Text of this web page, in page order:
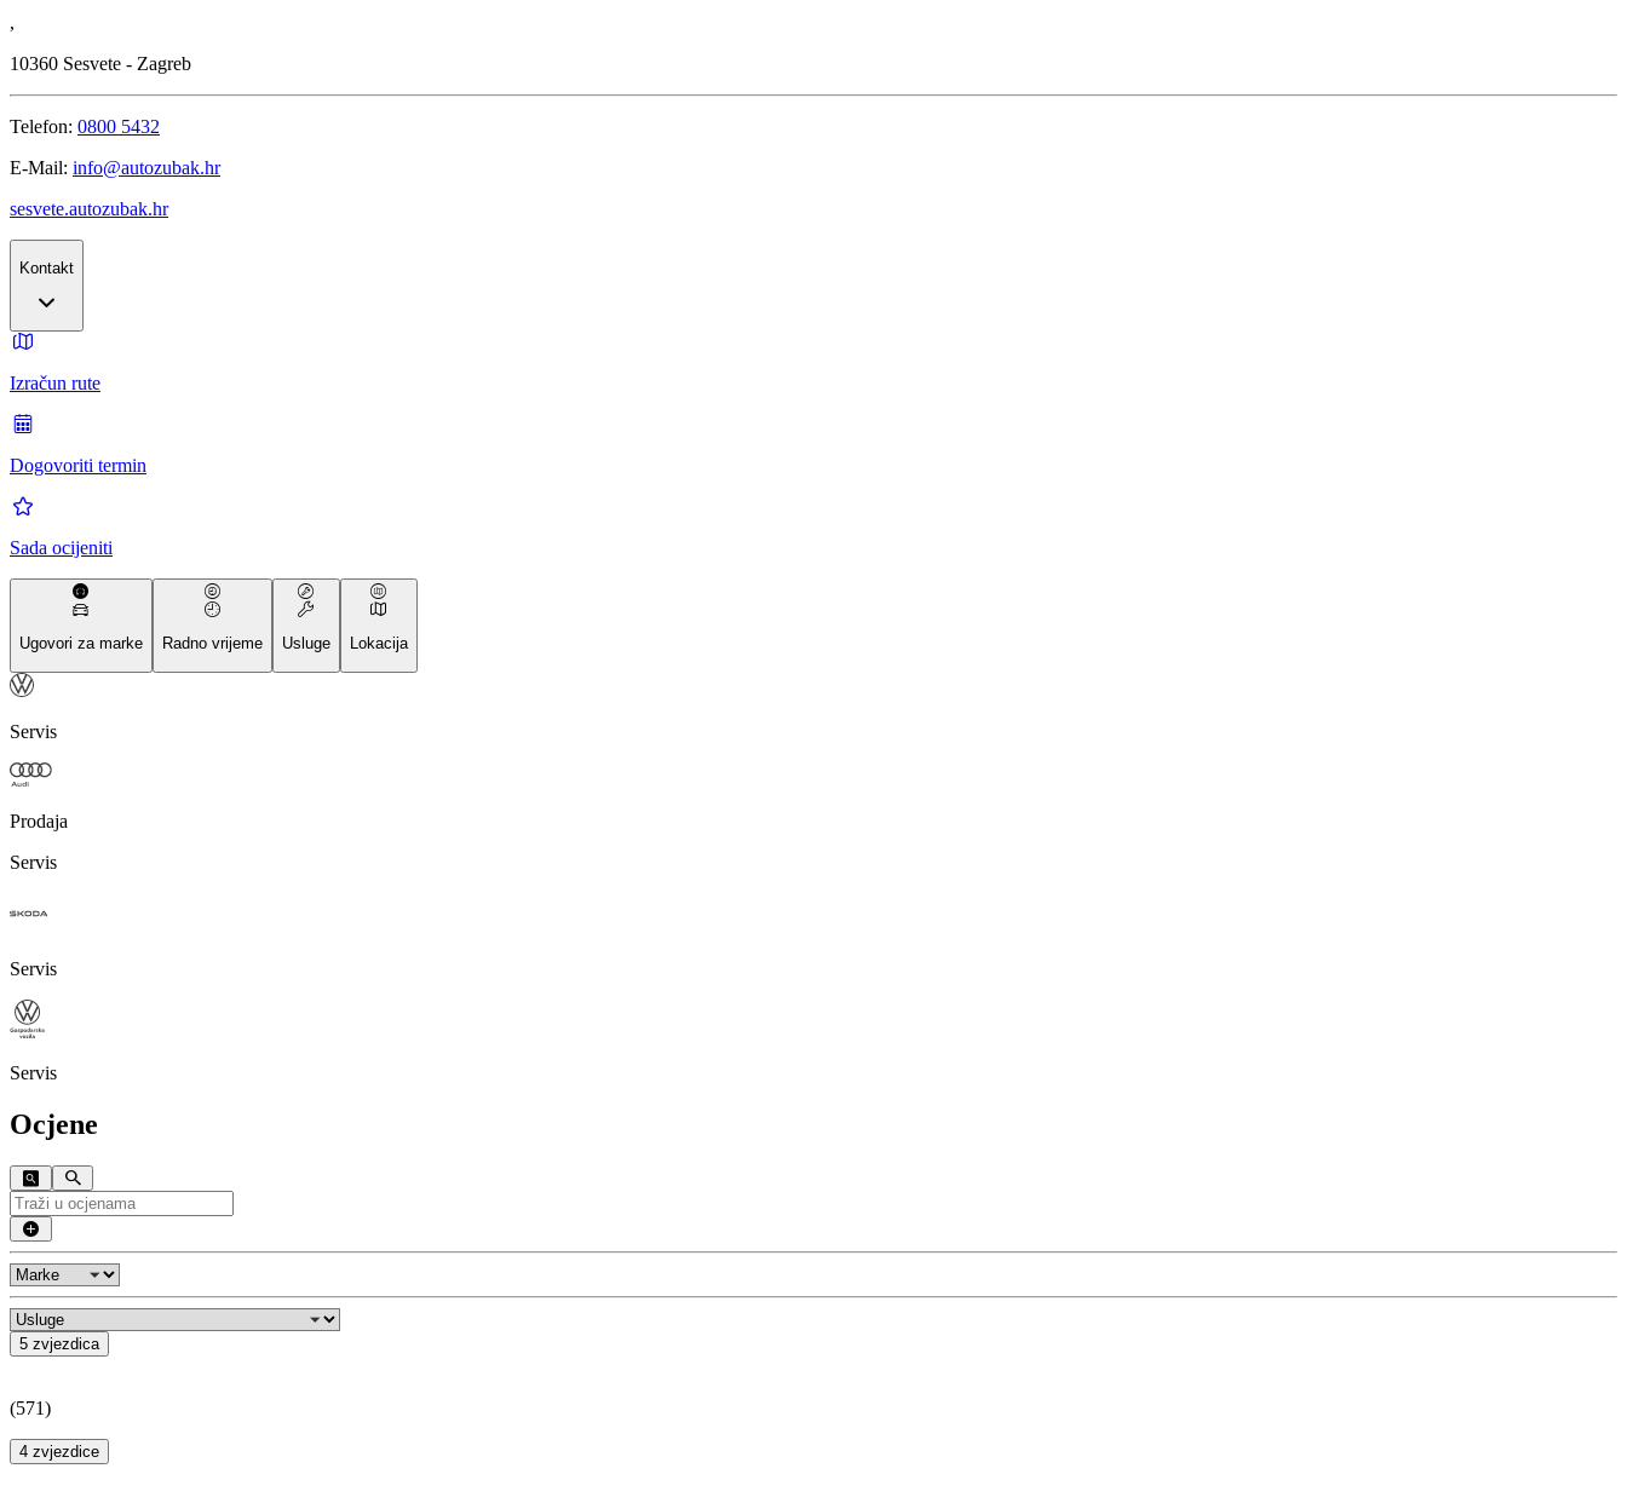
,
10360 Sesvete - Zagreb
Telefon: 0800 5432
E-Mail: info@autozubak.hr
sesvete.autozubak.hr
Kontakt
Izračun rute
Dogovoriti termin
Sada ocijeniti
Ugovori za marke Radno vrijeme Usluge Lokacija
Servis
Prodaja
Servis
Servis
Servis
Ocjene
5 zvjezdica
(571)
4 zvjezdice